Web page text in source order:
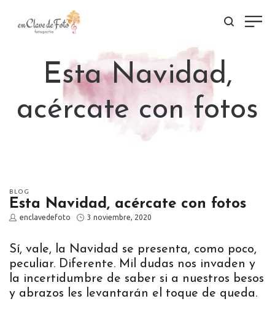
Esta Navidad,
acércate con fotos
POSTED
IN
BLOG
Esta Navidad, acércate con fotos
by
enclavedefoto
Posted
3 noviembre, 2020
Sí, vale, la Navidad se presenta, como poco,
peculiar. Diferente. Mil dudas nos invaden y
la incertidumbre de saber si a nuestros besos
y abrazos les levantarán el toque de queda.